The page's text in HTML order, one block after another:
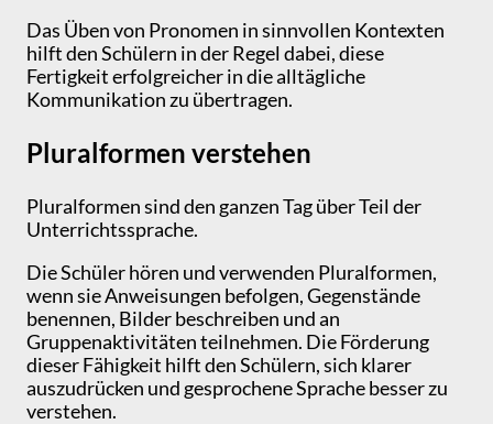
Das Üben von Pronomen in sinnvollen Kontexten
hilft den Schülern in der Regel dabei, diese
Fertigkeit erfolgreicher in die alltägliche
Kommunikation zu übertragen.
Pluralformen verstehen
Pluralformen sind den ganzen Tag über Teil der
Unterrichtssprache.
Die Schüler hören und verwenden Pluralformen,
wenn sie Anweisungen befolgen, Gegenstände
benennen, Bilder beschreiben und an
Gruppenaktivitäten teilnehmen. Die Förderung
dieser Fähigkeit hilft den Schülern, sich klarer
auszudrücken und gesprochene Sprache besser zu
verstehen.